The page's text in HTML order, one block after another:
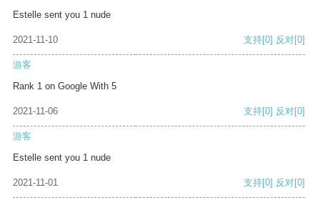
Estelle sent you 1 nude
2021-11-10 支持[0] 反对[0]
游客
Rank 1 on Google With 5
2021-11-06 支持[0] 反对[0]
游客
Estelle sent you 1 nude
2021-11-01 支持[0] 反对[0]